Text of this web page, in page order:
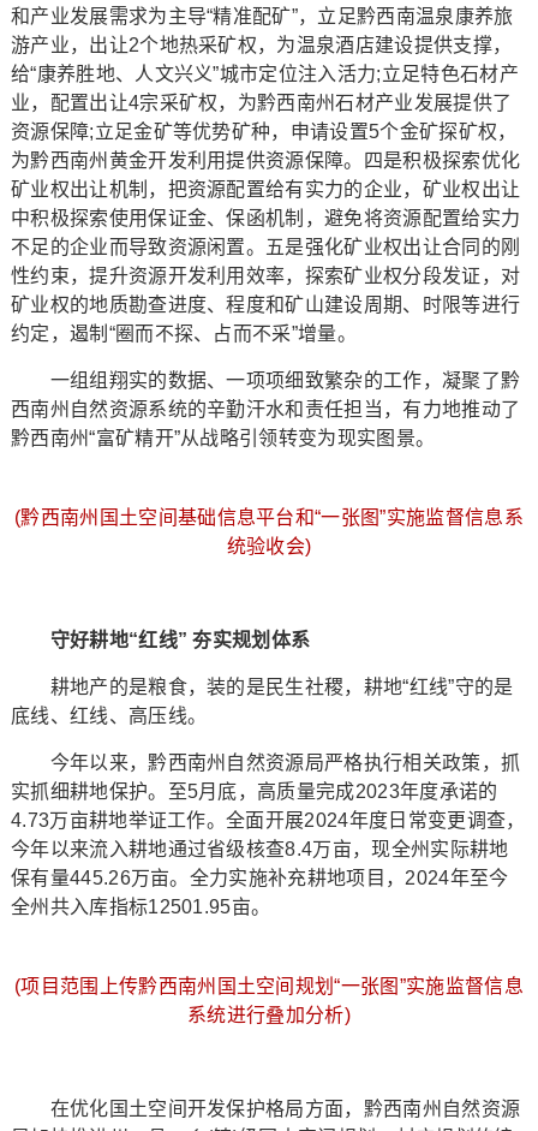
和产业发展需求为主导“精准配矿”，立足黔西南温泉康养旅
游产业，出让2个地热采矿权，为温泉酒店建设提供支撑，
给“康养胜地、人文兴义”城市定位注入活力;立足特色石材产
业，配置出让4宗采矿权，为黔西南州石材产业发展提供了
资源保障;立足金矿等优势矿种，申请设置5个金矿探矿权，
为黔西南州黄金开发利用提供资源保障。四是积极探索优化
矿业权出让机制，把资源配置给有实力的企业，矿业权出让
中积极探索使用保证金、保函机制，避免将资源配置给实力
不足的企业而导致资源闲置。五是强化矿业权出让合同的刚
性约束，提升资源开发利用效率，探索矿业权分段发证，对
矿业权的地质勘查进度、程度和矿山建设周期、时限等进行
约定，遏制“圈而不探、占而不采”增量。
一组组翔实的数据、一项项细致繁杂的工作，凝聚了黔
西南州自然资源系统的辛勤汗水和责任担当，有力地推动了
黔西南州“富矿精开”从战略引领转变为现实图景。
(黔西南州国土空间基础信息平台和“一张图”实施监督信息系
统验收会)
守好耕地“红线” 夯实规划体系
耕地产的是粮食，装的是民生社稷，耕地“红线”守的是
底线、红线、高压线。
今年以来，黔西南州自然资源局严格执行相关政策，抓
实抓细耕地保护。至5月底，高质量完成2023年度承诺的
4.73万亩耕地举证工作。全面开展2024年度日常变更调查，
今年以来流入耕地通过省级核查8.4万亩，现全州实际耕地
保有量445.26万亩。全力实施补充耕地项目，2024年至今
全州共入库指标12501.95亩。
(项目范围上传黔西南州国土空间规划“一张图”实施监督信息
系统进行叠加分析)
在优化国土空间开发保护格局方面，黔西南州自然资源